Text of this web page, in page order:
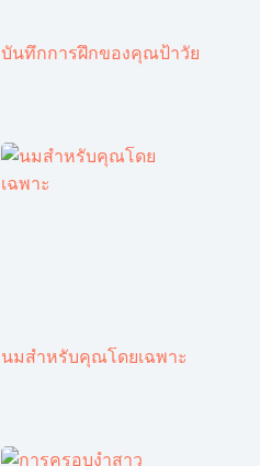
บันทึกการฝึกของคุณป้าวัย
นมสำหรับคุณโดยเฉพาะ